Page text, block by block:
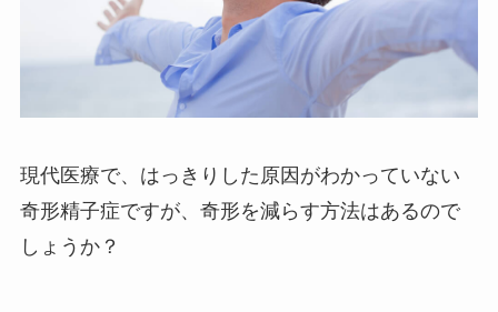
現代医療で、はっきりした原因がわかっていない
奇形精子症ですが、奇形を減らす方法はあるので
しょうか？